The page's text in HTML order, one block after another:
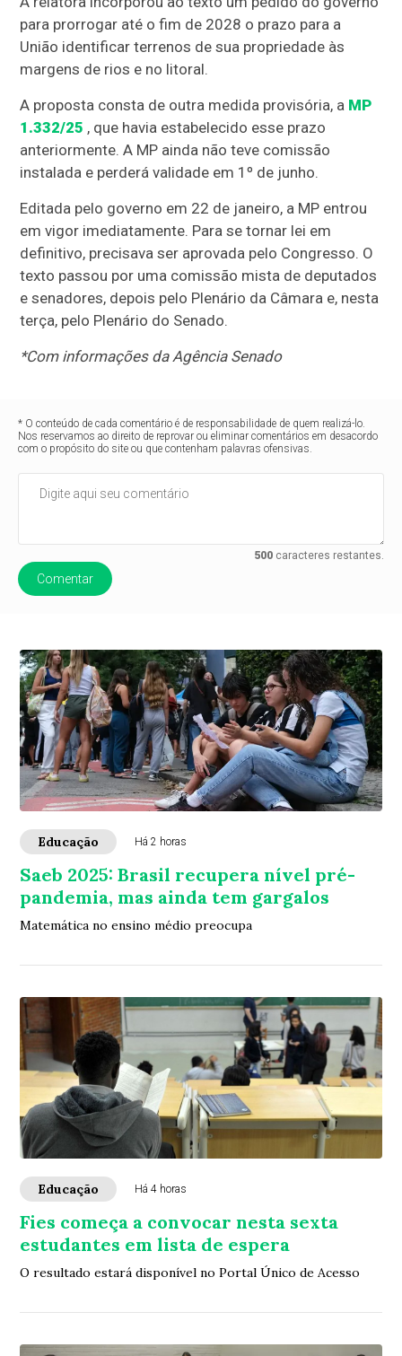
para prorrogar até o fim de 2028 o prazo para a
União identificar terrenos de sua propriedade às
margens de rios e no litoral.
A proposta consta de outra medida provisória, a MP
1.332/25 , que havia estabelecido esse prazo
anteriormente. A MP ainda não teve comissão
instalada e perderá validade em 1º de junho.
Editada pelo governo em 22 de janeiro, a MP entrou
em vigor imediatamente. Para se tornar lei em
definitivo, precisava ser aprovada pelo Congresso. O
texto passou por uma comissão mista de deputados
e senadores, depois pelo Plenário da Câmara e, nesta
terça, pelo Plenário do Senado.
*Com informações da Agência Senado
* O conteúdo de cada comentário é de responsabilidade de quem realizá-lo.
Nos reservamos ao direito de reprovar ou eliminar comentários em desacordo
com o propósito do site ou que contenham palavras ofensivas.
500caracteres restantes.
Comentar
Educação Há 2 horas
Saeb 2025: Brasil recupera nível pré-
pandemia, mas ainda tem gargalos
Matemática no ensino médio preocupa
Educação Há 4 horas
Fies começa a convocar nesta sexta
estudantes em lista de espera
O resultado estará disponível no Portal Único de Acesso